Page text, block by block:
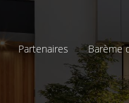
Partenaires
Barème